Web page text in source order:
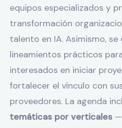
equipos especializados y
transformación
talento en IA. Asimismo, se
lineamientos prácticos
interesados en iniciar
fortalecer el vínculo con
proveedores. La agenda
temáticas por verticales